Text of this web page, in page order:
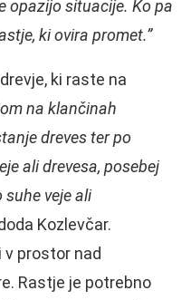
opazijo situacije. Ko pa
ki ovira promet.”
ki raste na
na klančinah
dreves ter po
ali drevesa, posebej
veje ali
Kozlevčar.
v prostor nad
Rastje je potrebno